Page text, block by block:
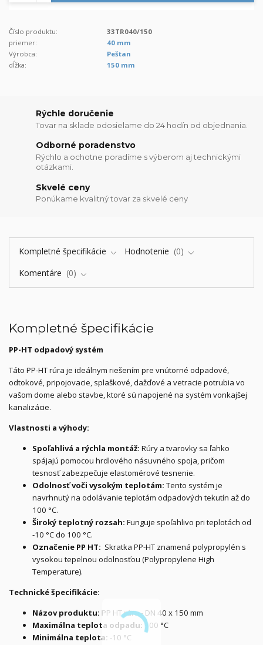
Číslo produktu:
33TR040/150
priemer:
40 mm
Výrobca:
Peštan
dĺžka:
150 mm
Rýchle doručenie
Tovar na sklade odosielame do 24 hodín od objednania.
Odborné poradenstvo
Rýchlo a ochotne poradíme s výberom aj technickými
otázkami.
Skvelé ceny
Ponúkame kvalitný tovar za skvelé ceny
Kompletné špecifikácie Hodnotenie
0
Komentáre
0
Kompletné špecifikácie
PP-HT odpadový systém
Táto PP-HT rúra je ideálnym riešením pre vnútorné odpadové,
odtokové, pripojovacie, splaškové, dažďové a vetracie potrubia vo
vašom dome alebo stavbe, ktoré sú napojené na systém vonkajšej
kanalizácie.
Vlastnosti a výhody:
Spoľahlivá a rýchla montáž: Rúry a tvarovky sa ľahko
spájajú pomocou hrdlového násuvného spoja, pričom
tesnosť zabezpečuje elastomérové tesnenie.
Odolnosť voči vysokým teplotám: Tento systém je
navrhnutý na odolávanie teplotám odpadových tekutín až do
100 °C.
Široký teplotný rozsah: Funguje spoľahlivo pri teplotách od
-10 °C do 100 °C.
Označenie PP HT: Skratka PP-HT znamená polypropylén s
vysokou tepelnou odolnosťou (Polypropylene High
Temperature).
Technické špecifikácie:
Názov produktu: PP HT rúra - DN 40 x 150 mm
Maximálna teplota odpadu:100 °C
Minimálna teplota: -10 °C